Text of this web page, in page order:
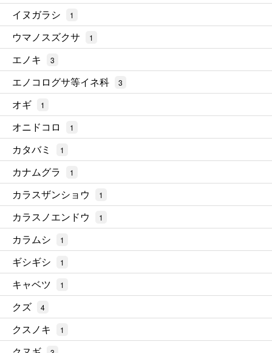
イヌガラシ 1
ウマノスズクサ 1
エノキ 3
エノコログサ等イネ科 3
オギ 1
オニドコロ 1
カタバミ 1
カナムグラ 1
カラスザンショウ 1
カラスノエンドウ 1
カラムシ 1
ギシギシ 1
キャベツ 1
クズ 4
クスノキ 1